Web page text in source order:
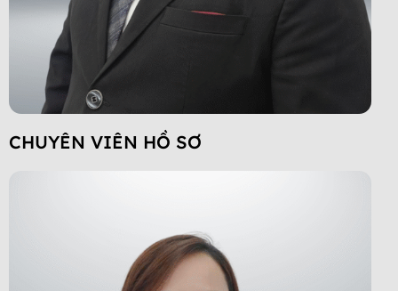
CHUYÊN VIÊN HỒ SƠ